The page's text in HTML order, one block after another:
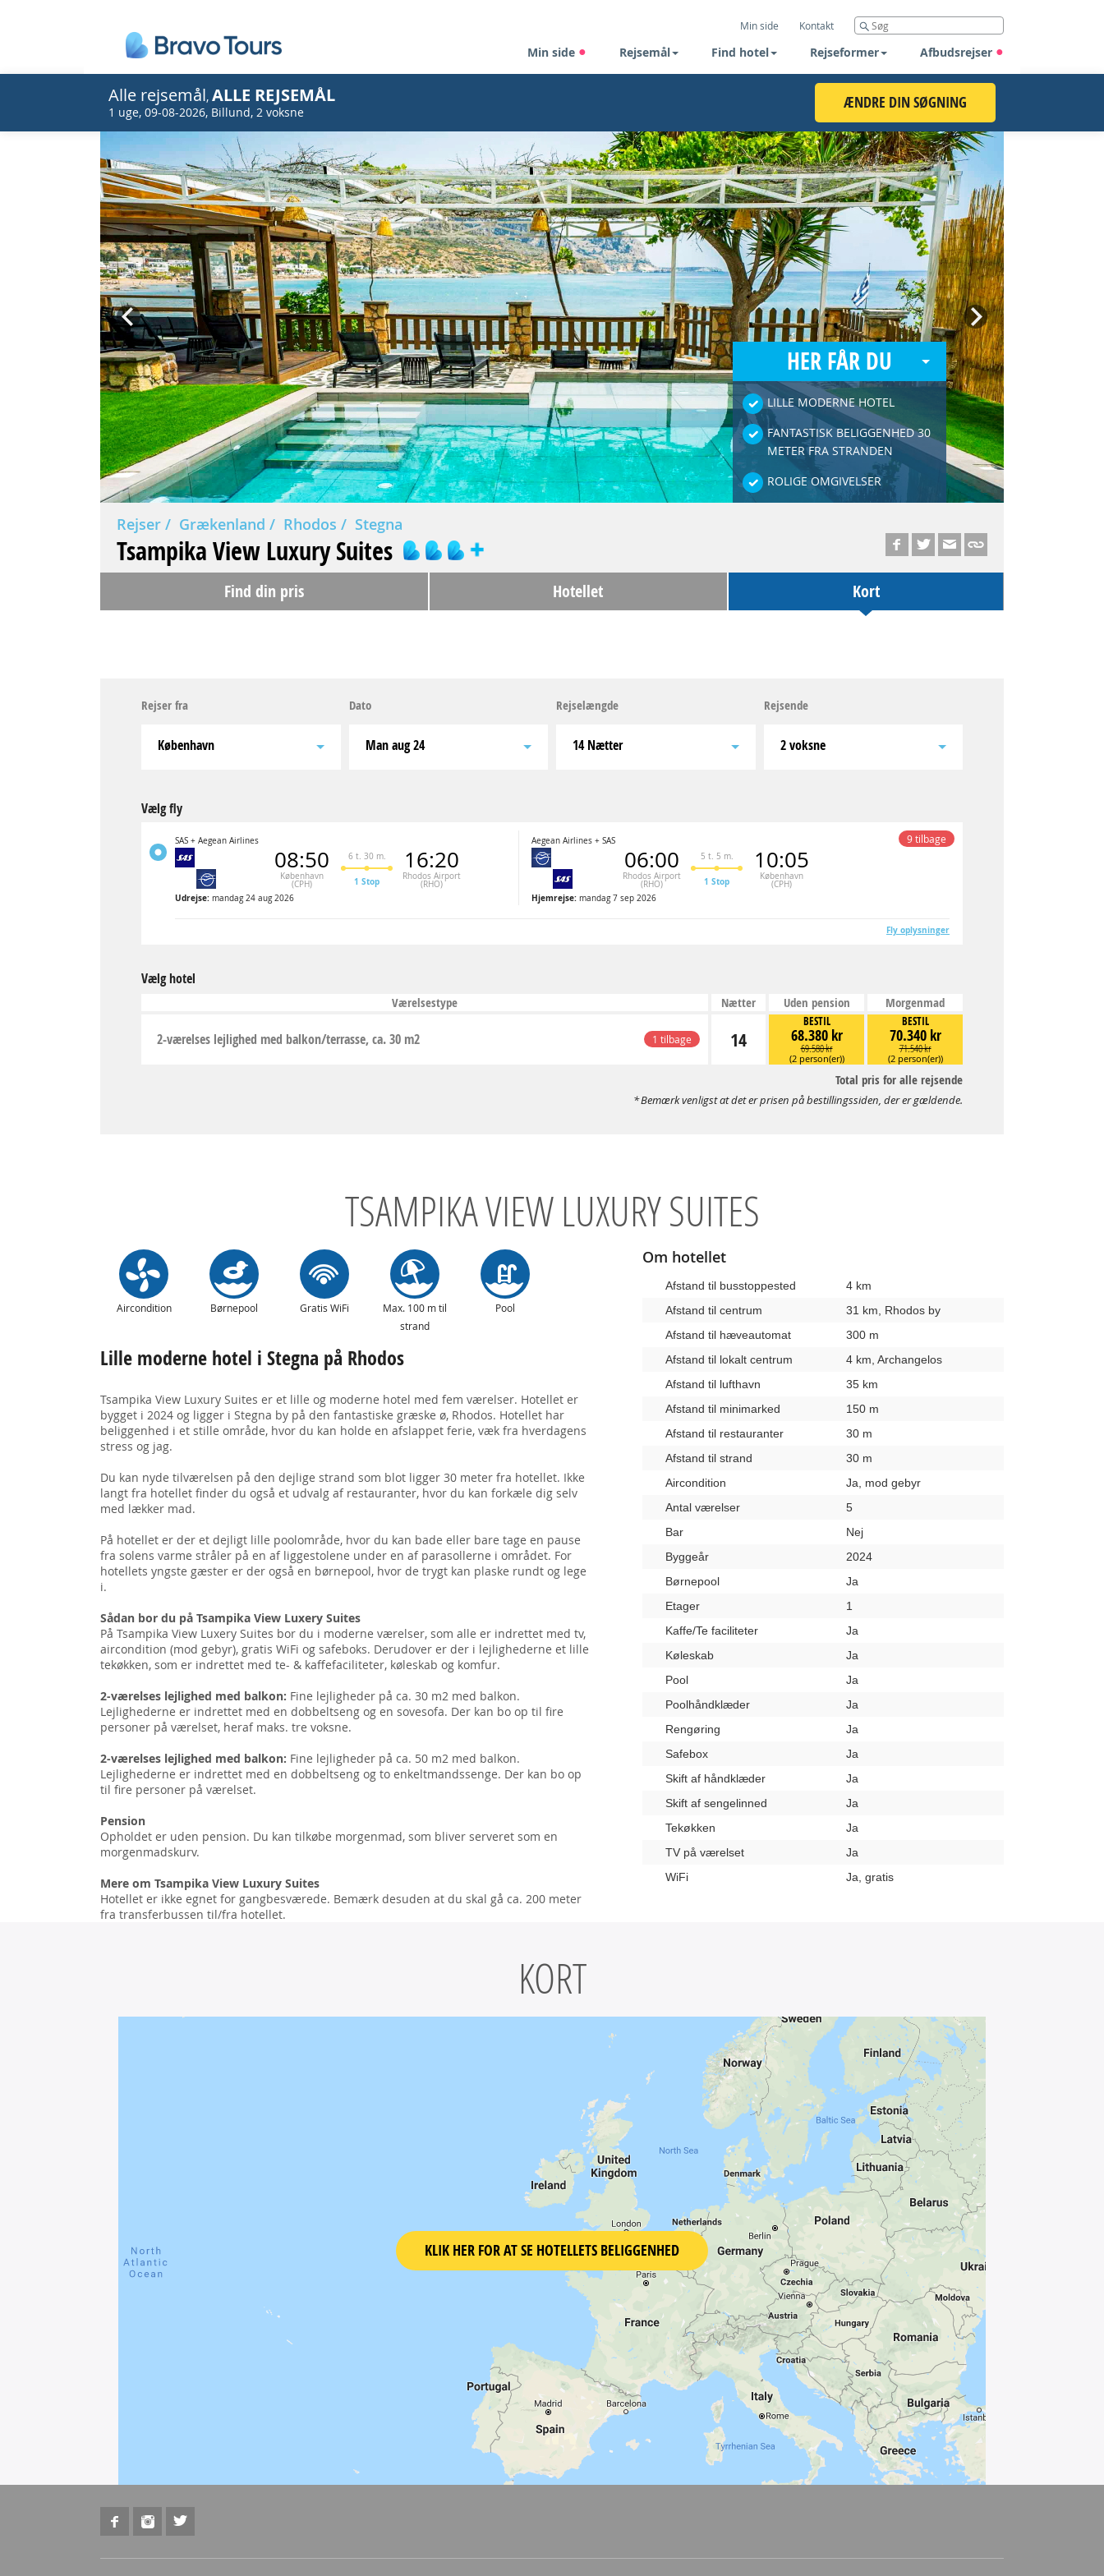
Min side Kontakt
Min side Rejsemål Find hotel Rejseformer Afbudsrejser
Alle rejsemål, ALLE REJSEMÅL
1 uge, 09-08-2026, Billund, 2 voksne ÆNDRE DIN SØGNING
HER FÅR DU
LILLE MODERNE HOTEL
FANTASTISK BELIGGENHED 30
METER FRA STRANDEN
ROLIGE OMGIVELSER
Prev Next
Rejser Grækenland Rhodos Stegna
Tsampika View Luxury Suites
Find din pris Hotellet Kort
Rejser fra
København
Dato
man aug 24
Rejselængde
14 Nætter
Rejsende
2 voksne
Vælg fly
SAS + Aegean Airlines
08:50
København
(CPH)
6 t. 30 m.
1 Stop
16:20
Rhodos Airport
(RHO)
Udrejse: mandag 24 aug 2026
Aegean Airlines + SAS
06:00
Rhodos Airport
(RHO)
5 t. 5 m.
1 Stop
10:05
København
(CPH)
Hjemrejse: mandag 7 sep 2026
9 tilbage
Fly oplysninger
Vælg hotel
Værelsestype Nætter Uden pension Morgenmad
1 tilbage
2-værelses lejlighed med balkon/terrasse, ca. 30 m2 14
BESTIL
68.380 kr
69.580 kr
(2 person(er))
BESTIL
70.340 kr
71.540 kr
(2 person(er))
Total pris for alle rejsende
Bemærk venligst at det er prisen på bestillingssiden, der er gældende.
TSAMPIKA VIEW LUXURY SUITES
Aircondition Børnepool Gratis WiFi
Max. 100 m til
strand
Pool
Lille moderne hotel i Stegna på Rhodos
Tsampika View Luxury Suites er et lille og moderne hotel med fem værelser. Hotellet er
bygget i 2024 og ligger i Stegna by på den fantastiske græske ø, Rhodos. Hotellet har
beliggenhed i et stille område, hvor du kan holde en afslappet ferie, væk fra hverdagens
stress og jag.
Du kan nyde tilværelsen på den dejlige strand som blot ligger 30 meter fra hotellet. Ikke
langt fra hotellet finder du også et udvalg af restauranter, hvor du kan forkæle dig selv
med lækker mad.
På hotellet er der et dejligt lille poolområde, hvor du kan bade eller bare tage en pause
fra solens varme stråler på en af liggestolene under en af parasollerne i området. For
hotellets yngste gæster er der også en børnepool, hvor de trygt kan plaske rundt og lege
i.
Sådan bor du på Tsampika View Luxery Suites
På Tsampika View Luxery Suites bor du i moderne værelser, som alle er indrettet med tv,
aircondition (mod gebyr), gratis WiFi og safeboks. Derudover er der i lejlighederne et lille
tekøkken, som er indrettet med te- & kaffefaciliteter, køleskab og komfur.
2-værelses lejlighed med balkon: Fine lejligheder på ca. 30 m2 med balkon.
Lejlighederne er indrettet med en dobbeltseng og en sovesofa. Der kan bo op til fire
personer på værelset, heraf maks. tre voksne.
2-værelses lejlighed med balkon: Fine lejligheder på ca. 50 m2 med balkon.
Lejlighederne er indrettet med en dobbeltseng og to enkeltmandssenge. Der kan bo op
til fire personer på værelset.
Pension
Opholdet er uden pension. Du kan tilkøbe morgenmad, som bliver serveret som en
morgenmadskurv.
Mere om Tsampika View Luxury Suites
Hotellet er ikke egnet for gangbesværede. Bemærk desuden at du skal gå ca. 200 meter
fra transferbussen til/fra hotellet.
Om hotellet
Afstand til busstoppested
4 km
Afstand til centrum
31 km, Rhodos by
Afstand til hæveautomat
300 m
Afstand til lokalt centrum
4 km, Archangelos
Afstand til lufthavn
35 km
Afstand til minimarked
150 m
Afstand til restauranter
30 m
Afstand til strand
30 m
Aircondition
Ja, mod gebyr
Antal værelser
5
Bar
Nej
Byggeår
2024
Børnepool
Ja
Etager
1
Kaffe/Te faciliteter
Ja
Køleskab
Ja
Pool
Ja
Poolhåndklæder
Ja
Rengøring
Ja
Safebox
Ja
Skift af håndklæder
Ja
Skift af sengelinned
Ja
Tekøkken
Ja
TV på værelset
Ja
WiFi
Ja, gratis
KORT
KLIK HER FOR AT SE HOTELLETS BELIGGENHED